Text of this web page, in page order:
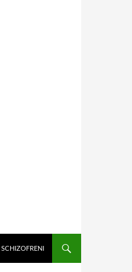
SCHIZOFRENI